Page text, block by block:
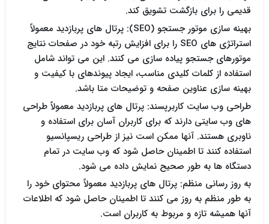
قدیمی را برای بازگشت تشویق کند.
بهینه سازی موتور جستجو (SEO): پرتال های پربازدید معمولاً
استراتژی های SEO را برای افزایش رتبه خود در صفحات نتایج
موتورهای جستجو پیاده سازی می کنند. این می تواند شامل
استفاده از کلمات کلیدی مناسب، ایجاد پیوندهای با کیفیت و
بهینه سازی عناوین صفحه و توضیحات متا باشد.
طراحی وب سایت کاربرپسند: پرتال های پربازدید معمولاً طراحی
های وب سایتی دارند که برای کاربران آسان برای استفاده و
ناوبری هستند. آنها ممکن است نیز از طراحی ریسپانسیو
استفاده کنند تا اطمینان حاصل شود که وب سایت در تمام
دستگاه ها به طور صحیح نمایش داده می شود.
به روز رسانی منظم: پرتال های پربازدید معمولاً محتوای خود را
به طور منظم به روز می کنند تا اطمینان حاصل شود که اطلاعات
آنها همیشه تازه و مربوط به کاربران است.